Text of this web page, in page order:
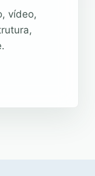
vídeo,